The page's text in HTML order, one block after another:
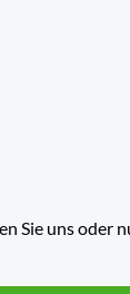
Sie uns oder